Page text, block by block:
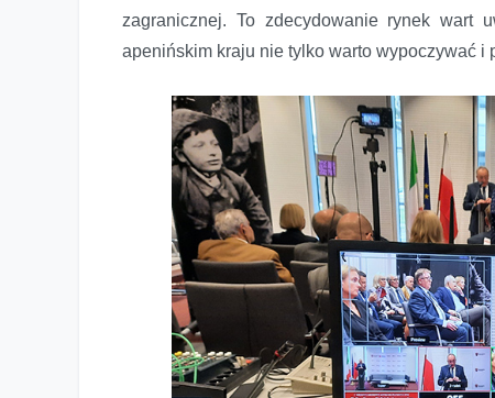
zagranicznej. To zdecydowanie rynek wart
apenińskim kraju nie tylko warto wypoczywać